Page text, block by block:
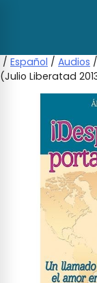
/ Español / Audios
(Julio Liberatad